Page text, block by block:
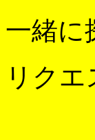
一緒に
リク